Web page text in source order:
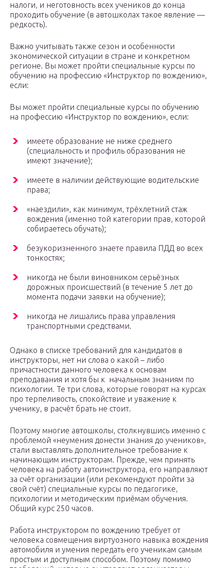
налоги, и неготовность всех учеников до конца
проходить обучение (в автошколах такое явление —
редкость).
Важно учитывать также сезон и особенности
экономической ситуации в стране и конкретном
регионе. Вы может пройти специальные курсы по
обучению на профессию «Инструктор по вождению»,
если:
Вы может пройти специальные курсы по обучению
на профессию «Инструктор по вождению», если:
имеете образование не ниже среднего
(специальность и профиль образования не
имеют значение);
имеете в наличии действующие водительские
права;
«наездили», как минимум, трёхлетний стаж
вождения (именно той категории прав, которой
собираетесь обучать);
безукоризненного знаете правила ПДД во всех
тонкостях;
никогда не были виновником серьёзных
дорожных происшествий (в течение 5 лет до
момента подачи заявки на обучение);
никогда не лишались права управления
транспортными средствами.
Однако в списке требований для кандидатов в
инструкторы, нет ни слова о какой – либо
причастности данного человека к основам
преподавания и хотя бы к начальным знаниям по
психологии. Те три слова, которые говорят на курсах
про терпеливость, спокойствие и уважение к
ученику, в расчёт брать не стоит.
Поэтому многие автошколы, столкнувшись именно с
проблемой «неумения донести знания до учеников»,
стали выставлять дополнительное требование к
начинающим инструкторам. Прежде, чем принять
человека на работу автоинструктора, его направляют
за счёт организации (или рекомендуют пройти за
свой счёт) специальные курсы по педагогике,
психологии и методическим приёмам обучения.
Общий курс 250 часов.
Работа инструктором по вождению требует от
человека совмещения виртуозного навыка вождения
автомобиля и умения передать его ученикам самым
простым и доступным способом. Поэтому помимо